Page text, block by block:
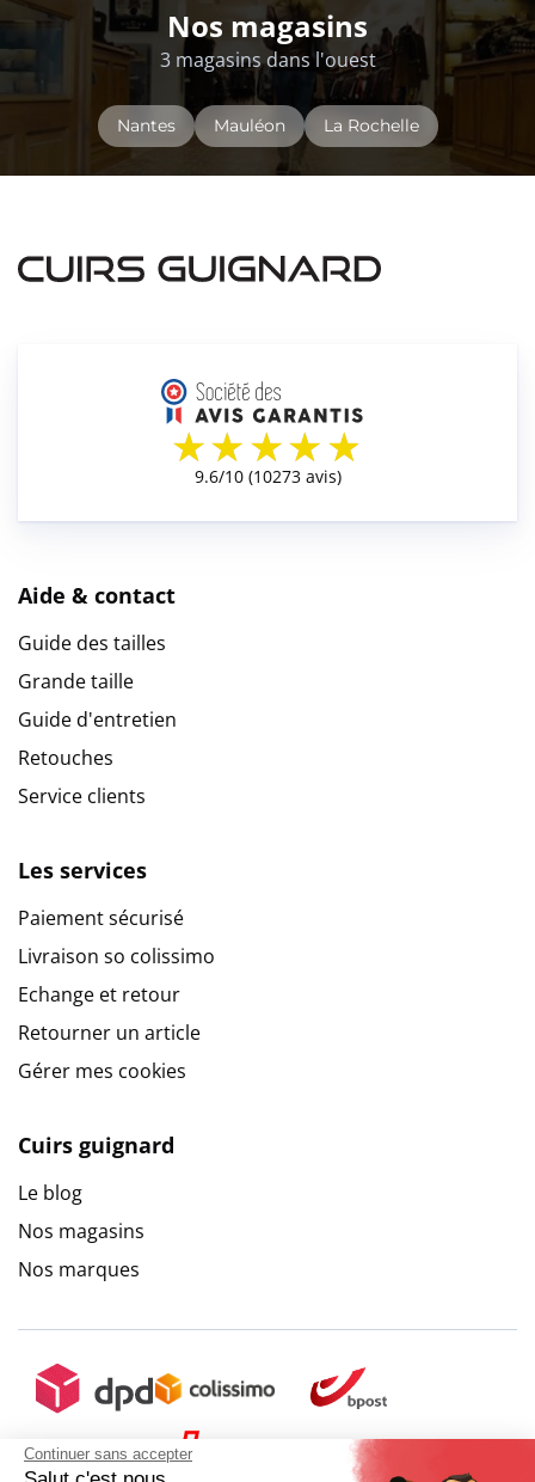
Continuer sans accepter
Nos magasins
3 magasins dans l'ouest
Nantes Mauléon La Rochelle
Aide & contact
Guide des tailles
Grande taille
Guide d'entretien
Retouches
Service clients
Les services
Paiement sécurisé
Livraison so colissimo
Echange et retour
Retourner un article
Gérer mes cookies
Cuirs guignard
Le blog
Nos magasins
Nos marques